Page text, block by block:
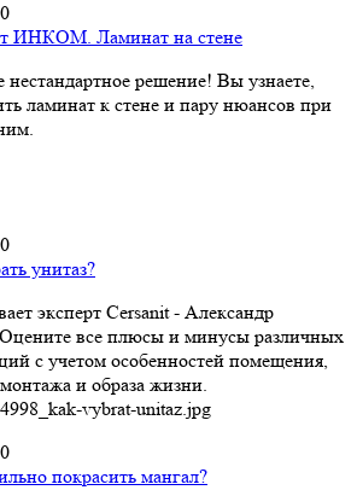
ИНКОМ. Ламинат на стене
нестандартное решение! Вы узнаете,
ламинат к стене и пару нюансов при
унитаз?
эксперт Cersanit - Александр
все плюсы и минусы различных
с учетом особенностей помещения,
и образа жизни.
покрасить мангал?